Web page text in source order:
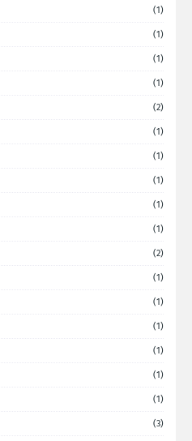
(1)
(1)
(1)
(1)
(2)
(1)
(1)
(1)
(1)
(1)
(2)
(1)
(1)
(1)
(1)
(1)
(1)
(3)